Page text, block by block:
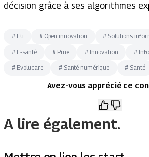
décision grâce à ses algorithmes
# Eti # Open innovation # Solutions
# E-santé # Pme # Innovation #
# Evolucare # Santé numérique # Santé
Avez-vous apprécié ce
A lire également.